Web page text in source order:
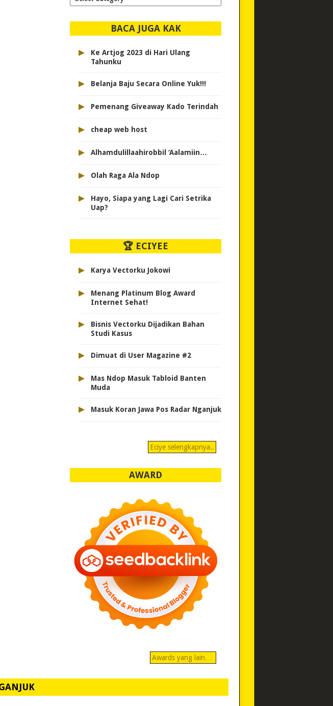
dipilih..
BACA JUGA KAK
▸
Ke Artjog 2023 di Hari Ulang
Tahunku
▸ Belanja Baju Secara Online Yuk!!!
▸ Pemenang Giveaway Kado Terindah
▸ cheap web host
▸ Alhamdulillaahirobbil ‘Aalamiin…
▸ Olah Raga Ala Ndop
▸
Hayo, Siapa yang Lagi Cari Setrika
Uap?
🏆 ECIYEE
▸ Karya Vectorku Jokowi
▸
Menang Platinum Blog Award
Internet Sehat!
▸
Bisnis Vectorku Dijadikan Bahan
Studi Kasus
▸ Dimuat di User Magazine #2
▸
Mas Ndop Masuk Tabloid Banten
Muda
▸ Masuk Koran Jawa Pos Radar Nganjuk
Eciye selengkapnya..
AWARD
Awards yang lain…